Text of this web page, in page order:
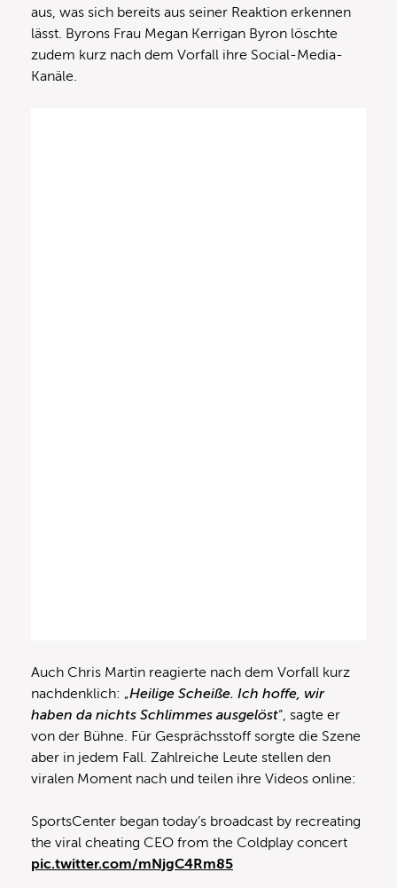
aus, was sich bereits aus seiner Reaktion erkennen
lässt. Byrons Frau Megan Kerrigan Byron löschte
zudem kurz nach dem Vorfall ihre Social-Media-
Kanäle.
Auch Chris Martin reagierte nach dem Vorfall kurz
nachdenklich: „Heilige Scheiße. Ich hoffe, wir
haben da nichts Schlimmes ausgelöst“, sagte er
von der Bühne. Für Gesprächsstoff sorgte die Szene
aber in jedem Fall. Zahlreiche Leute stellen den
viralen Moment nach und teilen ihre Videos online:
SportsCenter began today’s broadcast by recreating
the viral cheating CEO from the Coldplay concert
pic.twitter.com/mNjgC4Rm85